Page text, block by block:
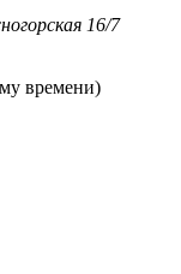
16/7
времени)